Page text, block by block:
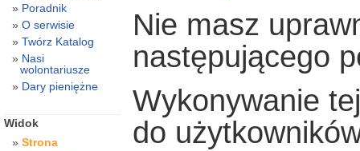
Nie masz
następującego
Wykonywanie
do
Poradnik
O serwisie
Twórz Katalog
Nasi
wolontariusze
Dary pieniężne
Widok
Strona